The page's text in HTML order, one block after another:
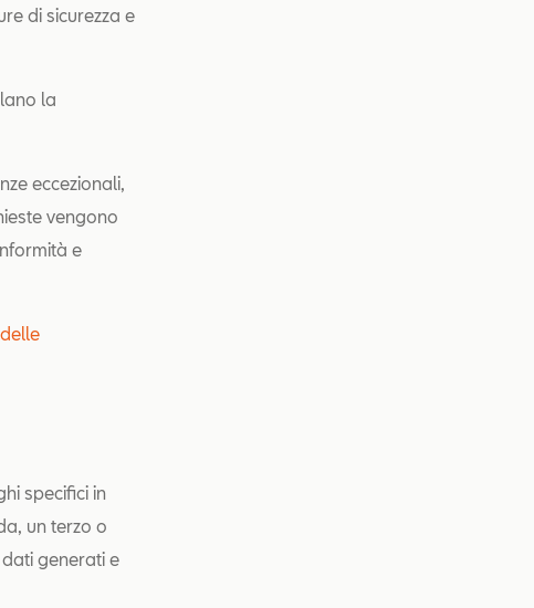
di sicurezza e
la
eccezionali,
vengono
e
specifici in
un terzo o
generati e